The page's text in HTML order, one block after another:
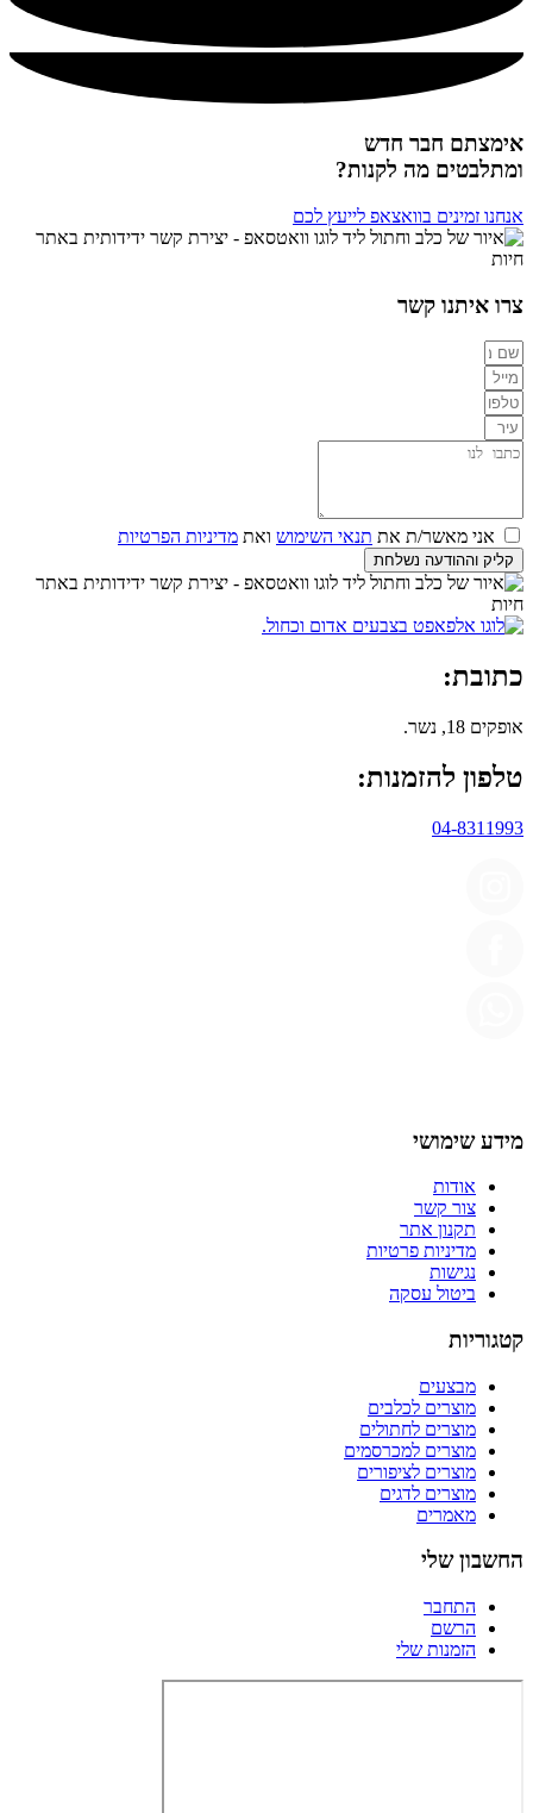
אימצתם חבר חדש
ומתלבטים מה לקנות?
אנחנו זמינים בוואצאפ לייעץ לכם
צרו איתנו קשר
אני מאשר/ת את תנאי השימוש ואת מדיניות הפרטיות
קליק וההודעה נשלחת
כתובת:
אופקים 18, נשר.
טלפון להזמנות:
04-8311993
מידע שימושי
אודות
צור קשר
תקנון אתר
מדיניות פרטיות
נגישות
ביטול עסקה
קטגוריות
מבצעים
מוצרים לכלבים
מוצרים לחתולים
מוצרים למכרסמים
מוצרים לציפורים
מוצרים לדגים
מאמרים
החשבון שלי
התחבר
הרשם
הזמנות שלי